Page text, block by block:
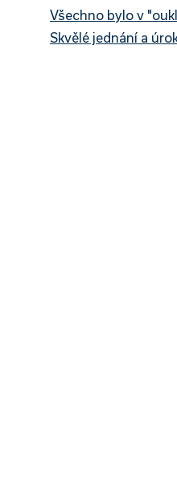
Všechno bylo v
Skvělé jednání a